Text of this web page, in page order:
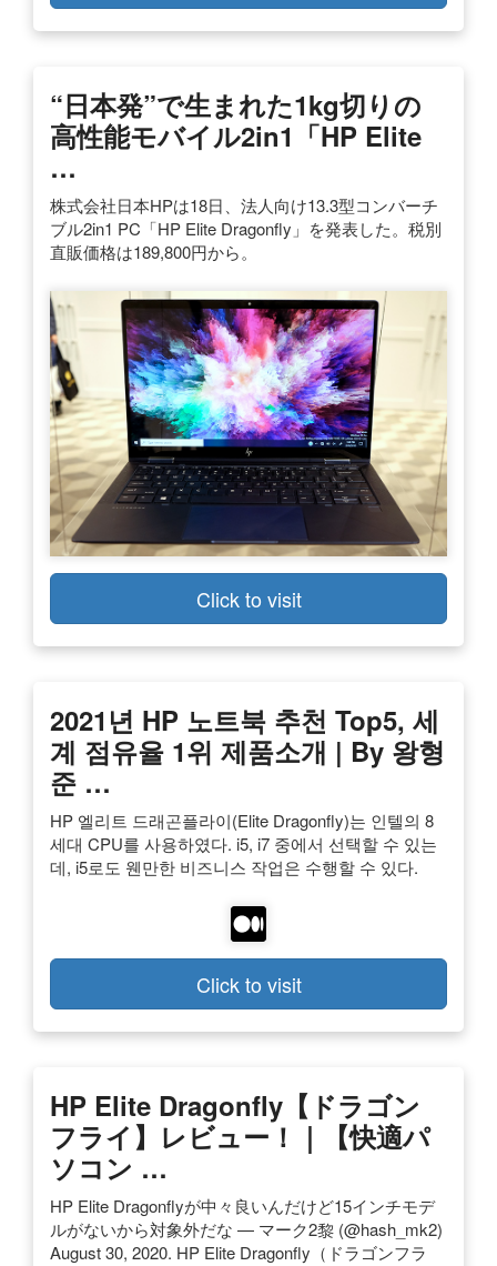
“日本発”で生まれた1kg切りの
高性能モバイル2in1「HP Elite
…
株式会社日本HPは18日、法人向け13.3型コンバーチ
ブル2in1 PC「HP Elite Dragonfly」を発表した。税別
直販価格は189,800円から。
Click to visit
2021년 HP 노트북 추천 Top5, 세
계 점유율 1위 제품소개 | By 왕형
준 …
HP 엘리트 드래곤플라이(Elite Dragonfly)는 인텔의 8
세대 CPU를 사용하였다. i5, i7 중에서 선택할 수 있는
데, i5로도 웬만한 비즈니스 작업은 수행할 수 있다.
Click to visit
HP Elite Dragonfly【ドラゴン
フライ】レビュー！｜【快適パ
ソコン …
HP Elite Dragonflyが中々良いんだけど15インチモデ
ルがないから対象外だな — マーク2黎 (@hash_mk2)
August 30, 2020. HP Elite Dragonfly（ドラゴンフラ